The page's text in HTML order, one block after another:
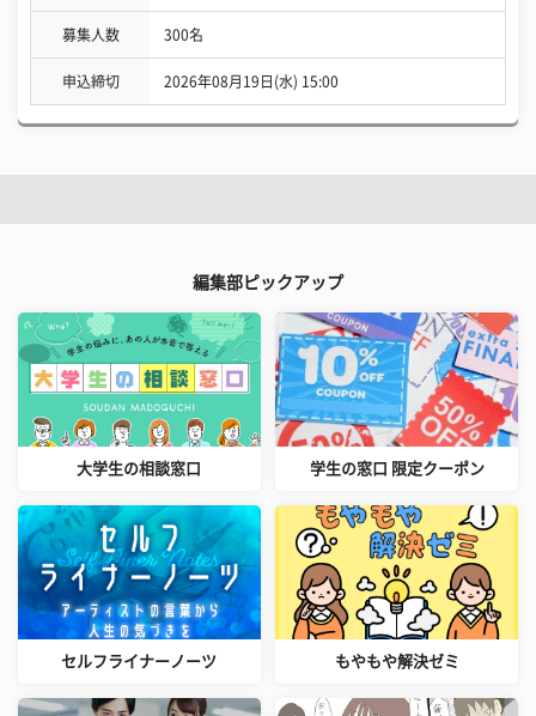
募集人数 300名
申込締切 2026年08月19日(水) 15:00
編集部ピックアップ
大学生の相談窓口 学生の窓口 限定クーポン
セルフライナーノーツ もやもや解決ゼミ